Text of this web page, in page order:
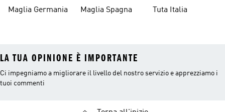
Maglia Germania Maglia Spagna Tuta Italia
LA TUA OPINIONE È IMPORTANTE
Ci impegniamo a migliorare il livello del nostro servizio e apprezziamo i
tuoi commenti